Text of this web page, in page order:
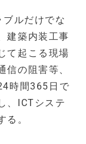
ルだけでな
建築内装工事
て起こる現場
信の阻害等、
時間365日で
、ICTシステ
る。